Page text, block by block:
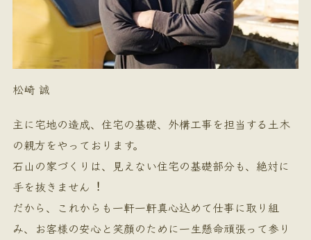
松崎 誠
主に宅地の造成、住宅の基礎、外構工事を担当する土木
の親方をやっております。
石山の家づくりは、見えない住宅の基礎部分も、絶対に
手を抜きません︕
だから、これからも一軒一軒真心込めて仕事に取り組
み、お客様の安心と笑顔のために一生懸命頑張って参り